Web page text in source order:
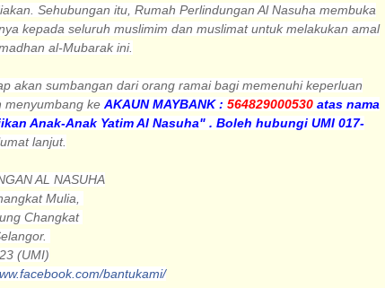
Sehubungan itu, Rumah Perlindungan Al Nasuha membuka
kepada seluruh muslimim dan muslimat untuk melakukan amal
al-Mubarak ini.
akan sumbangan dari orang ramai bagi memenuhi keperluan
menyumbang ke AKAUN MAYBANK : 564829000530 atas nama
Anak-Anak Yatim Al Nasuha" . Boleh hubungi UMI 017-
lanjut.
AL NASUHA
Mulia,
Changkat
(UMI)
bantukami/